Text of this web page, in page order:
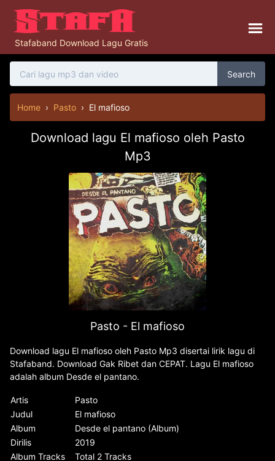
Stafaband Download Lagu Gratis
Search
Home › Pasto › El mafioso
Download lagu El mafioso oleh Pasto
Mp3
Pasto - El mafioso
Download lagu El mafioso oleh Pasto Mp3 disertai lirik lagu di
Stafaband. Download Gak Ribet dan CEPAT. Lagu El mafioso
adalah album Desde el pantano.
Artis
Pasto
Judul
El mafioso
Album
Desde el pantano (Album)
Dirilis
2019
Album Tracks
Total 2 Tracks